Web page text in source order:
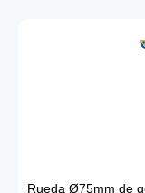
Rueda Ø75mm de